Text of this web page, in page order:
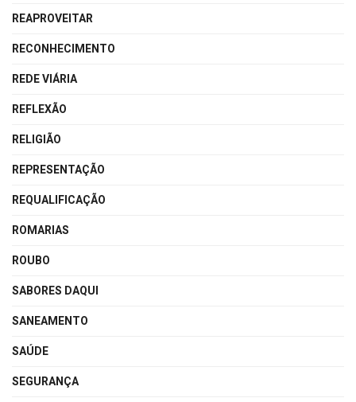
REAPROVEITAR
RECONHECIMENTO
REDE VIÁRIA
REFLEXÃO
RELIGIÃO
REPRESENTAÇÃO
REQUALIFICAÇÃO
ROMARIAS
ROUBO
SABORES DAQUI
SANEAMENTO
SAÚDE
SEGURANÇA